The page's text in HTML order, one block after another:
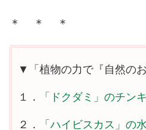
＊ ＊ ＊
▼「植物の力で『自然の
１． 「ドクダミ」のチンキ
２． 「ハイビスカス」の